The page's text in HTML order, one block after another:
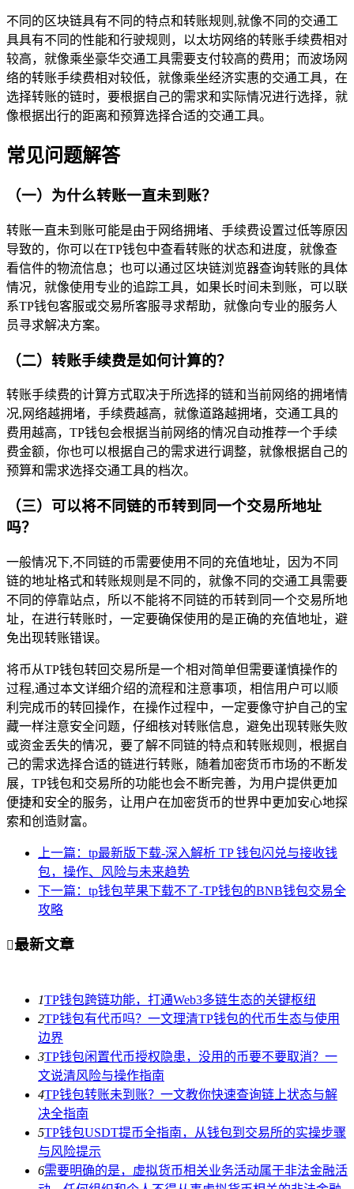
不同的区块链具有不同的特点和转账规则,就像不同的交通工
具具有不同的性能和行驶规则，以太坊网络的转账手续费相对
较高，就像乘坐豪华交通工具需要支付较高的费用；而波场网
络的转账手续费相对较低，就像乘坐经济实惠的交通工具，在
选择转账的链时，要根据自己的需求和实际情况进行选择，就
像根据出行的距离和预算选择合适的交通工具。
常见问题解答
（一）为什么转账一直未到账？
转账一直未到账可能是由于网络拥堵、手续费设置过低等原因
导致的，你可以在TP钱包中查看转账的状态和进度，就像查
看信件的物流信息；也可以通过区块链浏览器查询转账的具体
情况，就像使用专业的追踪工具，如果长时间未到账，可以联
系TP钱包客服或交易所客服寻求帮助，就像向专业的服务人
员寻求解决方案。
（二）转账手续费是如何计算的？
转账手续费的计算方式取决于所选择的链和当前网络的拥堵情
况,网络越拥堵，手续费越高，就像道路越拥堵，交通工具的
费用越高，TP钱包会根据当前网络的情况自动推荐一个手续
费金额，你也可以根据自己的需求进行调整，就像根据自己的
预算和需求选择交通工具的档次。
（三）可以将不同链的币转到同一个交易所地址
吗？
一般情况下,不同链的币需要使用不同的充值地址，因为不同
链的地址格式和转账规则是不同的，就像不同的交通工具需要
不同的停靠站点，所以不能将不同链的币转到同一个交易所地
址，在进行转账时，一定要确保使用的是正确的充值地址，避
免出现转账错误。
将币从TP钱包转回交易所是一个相对简单但需要谨慎操作的
过程,通过本文详细介绍的流程和注意事项，相信用户可以顺
利完成币的转回操作，在操作过程中，一定要像守护自己的宝
藏一样注意安全问题，仔细核对转账信息，避免出现转账失败
或资金丢失的情况，要了解不同链的特点和转账规则，根据自
己的需求选择合适的链进行转账，随着加密货币市场的不断发
展，TP钱包和交易所的功能也会不断完善，为用户提供更加
便捷和安全的服务，让用户在加密货币的世界中更加安心地探
索和创造财富。
上一篇：tp最新版下载-深入解析 TP 钱包闪兑与接收钱
包，操作、风险与未来趋势
下一篇：tp钱包苹果下载不了-TP钱包的BNB钱包交易全
攻略
最新文章
1TP钱包跨链功能，打通Web3多链生态的关键枢纽
2TP钱包有代币吗？一文理清TP钱包的代币生态与使用
边界
3TP钱包闲置代币授权隐患，没用的币要不要取消？一
文说清风险与操作指南
4TP钱包转账未到账？一文教你快速查询链上状态与解
决全指南
5TP钱包USDT提币全指南，从钱包到交易所的实操步骤
与风险提示
6需要明确的是，虚拟货币相关业务活动属于非法金融活